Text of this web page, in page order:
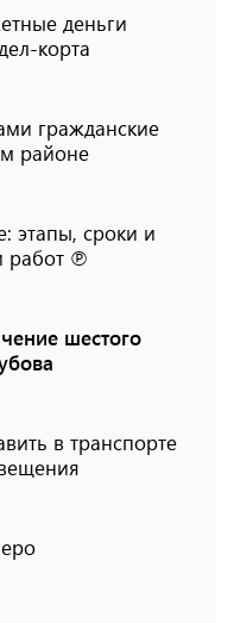
деньги
корта
гражданские
районе
этапы, сроки и
работ ℗
шестого
в транспорте